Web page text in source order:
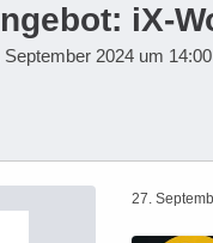
iX-
September 2024 um 14:00
27.